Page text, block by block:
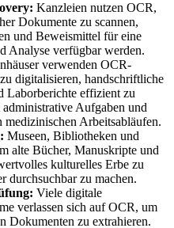
Kanzleien nutzen OCR,
Dokumente zu scannen,
und Beweismittel für eine
Analyse verfügbar werden.
verwenden OCR-
digitalisieren, handschriftliche
Laborberichte effizient zu
Aufgaben und
medizinischen Arbeitsabläufen.
Museen, Bibliotheken und
alte Bücher, Manuskripte und
kulturelles Erbe zu
durchsuchbar zu machen.
Viele digitale
verlassen sich auf OCR, um
Dokumenten zu extrahieren.